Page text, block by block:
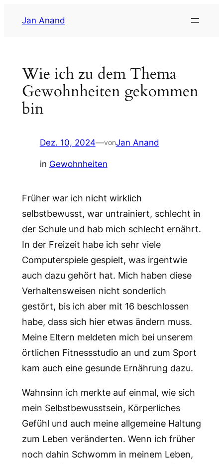
InhaltJan Anand
Wie ich zu dem Thema
Gewohnheiten gekommen
bin
Dez. 10, 2024—vonJan Anand
in Gewohnheiten
Früher war ich nicht wirklich
selbstbewusst, war untrainiert, schlecht in
der Schule und hab mich schlecht ernährt.
In der Freizeit habe ich sehr viele
Computerspiele gespielt, was irgentwie
auch dazu gehört hat. Mich haben diese
Verhaltensweisen nicht sonderlich
gestört, bis ich aber mit 16 beschlossen
habe, dass sich hier etwas ändern muss.
Meine Eltern meldeten mich bei unserem
örtlichen Fitnessstudio an und zum Sport
kam auch eine gesunde Ernährung dazu.
Wahnsinn ich merkte auf einmal, wie sich
mein Selbstbewusstsein, Körperliches
Gefühl und auch meine allgemeine Haltung
zum Leben veränderten. Wenn ich früher
noch dahin Schwomm in meinem Leben,